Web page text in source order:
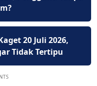
20 Juli 2026,
Tidak Tertipu